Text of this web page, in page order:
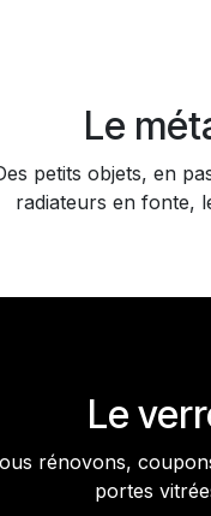
Le
petits objets, en
radiateurs en fonte,
Le
rénovons,
portes